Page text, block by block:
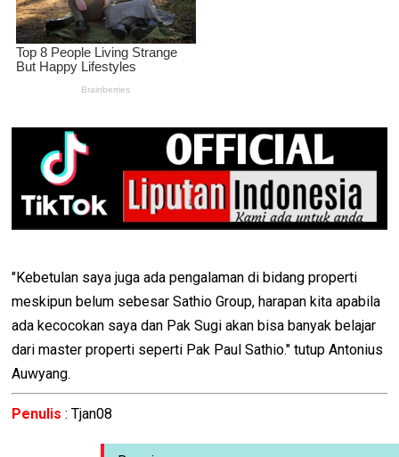
"Kebetulan saya juga ada pengalaman di bidang properti
meskipun belum sebesar Sathio Group, harapan kita apabila
ada kecocokan saya dan Pak Sugi akan bisa banyak belajar
dari master properti seperti Pak Paul Sathio." tutup Antonius
Auwyang.
Penulis : Tjan08